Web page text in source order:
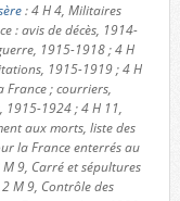
: 4 H 4, Militaires
: avis de décès, 1914-
1915-1918 ; 4 H
1915-1919 ; 4 H
France ; courriers,
1915-1924 ; 4 H 11,
aux morts, liste des
la France enterrés au
9, Carré et sépultures
M 9, Contrôle des